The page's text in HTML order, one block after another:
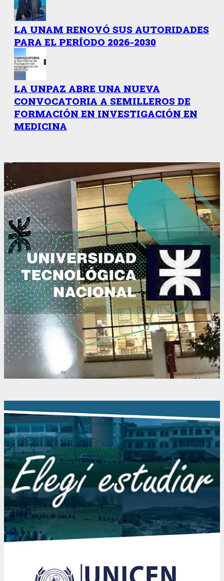
LA UNAM RENOVÓ SUS AUTORIDADES
PARA EL PERÍODO 2026-2030
LA UNPAZ ABRE UNA NUEVA
CONVOCATORIA A SEMILLEROS DE
FORMACIÓN EN INVESTIGACIÓN EN
MEDICINA